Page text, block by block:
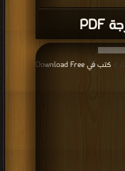
كتب في Download Free